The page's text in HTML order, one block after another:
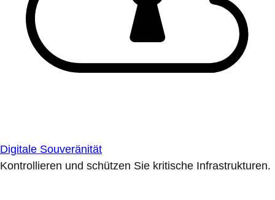
Digitale Souveränität
Kontrollieren und schützen Sie kritische Infrastrukturen.